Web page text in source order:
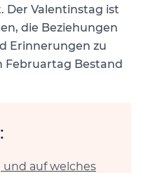
Der Valentinstag ist
die Beziehungen
Erinnerungen zu
Februartag Bestand
und auf welches